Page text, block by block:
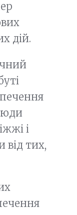
дій.
і
від тих,